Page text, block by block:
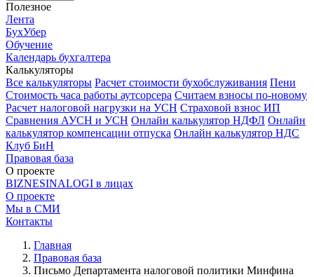
Полезное
Лента
БухУбер
Обучение
Календарь бухгалтера
Калькуляторы
Все калькуляторы Расчет стоимости бухобслуживания Пени
Стоимость часа работы аутсорсера Считаем взносы по-новому
Расчет налоговой нагрузки на УСН Страховой взнос ИП
Сравнения АУСН и УСН Онлайн калькулятор НДФЛ Онлайн
калькулятор компенсации отпуска Онлайн калькулятор НДС
Клуб БиН
Правовая база
О проекте
BIZNESINALOGI в лицах
О проекте
Мы в СМИ
Контакты
Главная
Правовая база
Письмо Департамента налоговой политики Минфина